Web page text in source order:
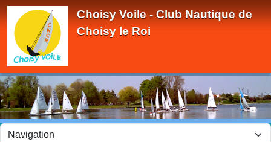
Choisy Voile - Club Nautique de
Choisy le Roi
Panneau de gestion des cookies